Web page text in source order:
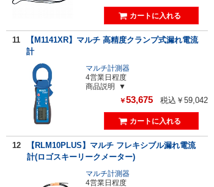
11
【M1141XR】マルチ 高精度クランプ式漏れ電流
計
マルチ計測器
4営業日程度
商品説明
￥53,675 税込￥59,042
12
【RLM10PLUS】マルチ フレキシブル漏れ電流
計(ロゴスキーリークメーター)
マルチ計測器
4営業日程度